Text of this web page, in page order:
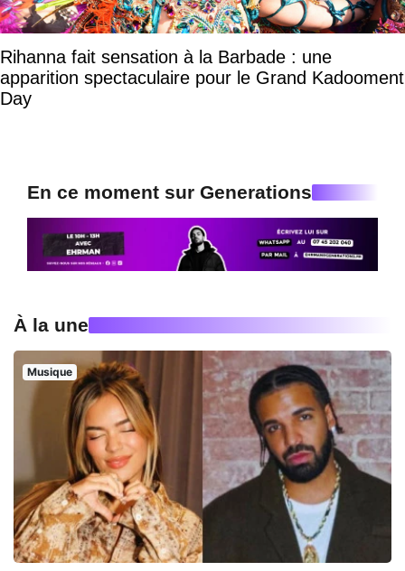
Rihanna fait sensation à la Barbade : une
apparition spectaculaire pour le Grand Kadooment
Day
En ce moment sur Generations
À la une
Musique